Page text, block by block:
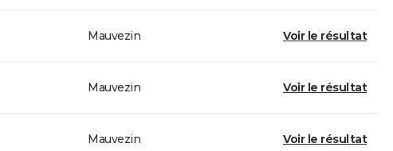
Mauvezin Voir le résultat
Mauvezin Voir le résultat
Mauvezin Voir le résultat